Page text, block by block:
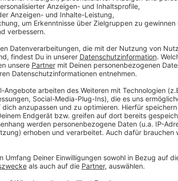
achten. Unsere Preisbehörden sind
in allen Bezirken. Und da
gelegt, ob es diese Auszeichnung gibt.